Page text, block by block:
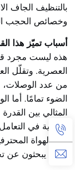
بالتنظيف الجاف
وخصائص الحجب
أسباب تميّز هذا
هذه ليست مجرد
من عدد الوصلات،
المثالي بين
النسبية في
لدى الهواة
الذين يبحثون